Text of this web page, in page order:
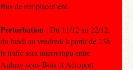
Bus de remplacement.
Perturbation : Du 11/12 au 22/12,
du lundi au vendredi à partir de 23h,
le trafic sera interrompu entre
Aulnay-sous-Bois et Aéroport